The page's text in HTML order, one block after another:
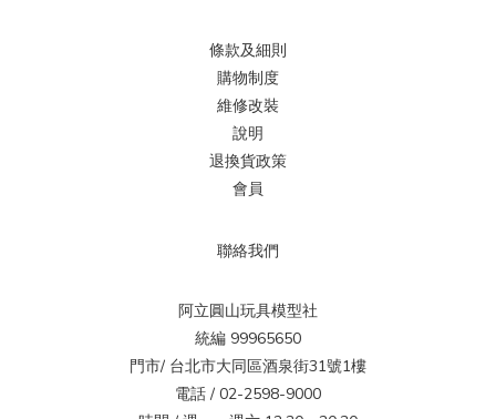
條款及細則
購物制度
維修改裝
說明
退換貨政策
會員
聯絡我們
阿立圓山玩具模型社
統編 99965650
門市/ 台北市大同區酒泉街31號1樓
電話 / 02-2598-9000